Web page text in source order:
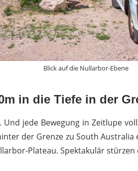
Blick auf die Nullarbor-Ebene
in die Tiefe in der
jede Bewegung in Zeitlupe
der Grenze zu South
Plateau. Spektakulär stürzen